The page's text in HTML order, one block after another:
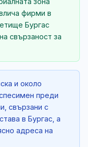
фирми в
Бургас
свързаност за
и около
преди
свързани с
в Бургас, а
адреса на